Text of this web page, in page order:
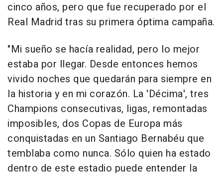
cinco años, pero que fue recuperado por el
Real Madrid tras su primera óptima campaña.
"Mi sueño se hacía realidad, pero lo mejor
estaba por llegar. Desde entonces hemos
vivido noches que quedarán para siempre en
la historia y en mi corazón. La 'Décima', tres
Champions consecutivas, ligas, remontadas
imposibles, dos Copas de Europa más
conquistadas en un Santiago Bernabéu que
temblaba como nunca. Sólo quien ha estado
dentro de este estadio puede entender la